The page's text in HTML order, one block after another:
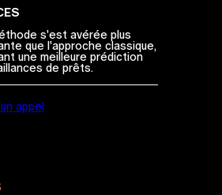
s'est avérée plus
que l'approche classique,
une meilleure prédiction
de prêts.
appel